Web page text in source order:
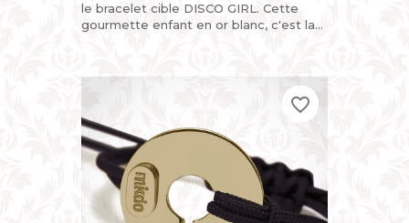
le bracelet cible DISCO GIRL. Cette
gourmette enfant en or blanc, c'est la
favorite_border
favorite_border
favorite_border